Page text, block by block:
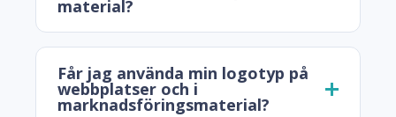
material?
Får jag använda min logotyp på
webbplatser och i
marknadsföringsmaterial?